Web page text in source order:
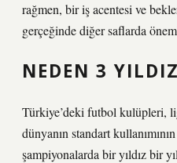
rağmen, bir iş acentesi ve
gerçeğinde diğer saflarda
NEDEN 3
Türkiye’deki futbol kulüpleri,
dünyanın standart
şampiyonalarda bir yıldız bir